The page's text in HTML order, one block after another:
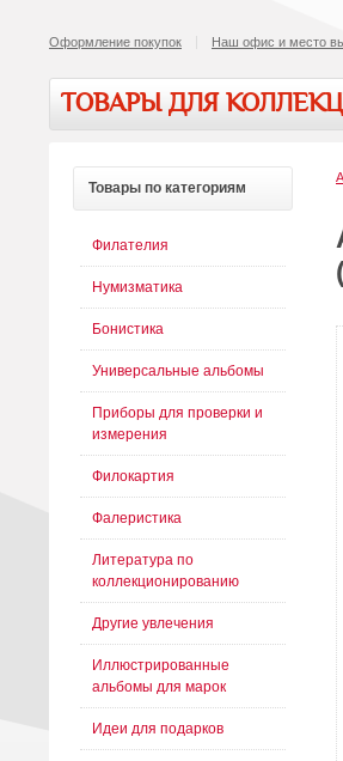
Оформление покупок Наш офис и место
ТОВАРЫ ДЛЯ
Товары по категориям
Филателия
Нумизматика
Бонистика
Универсальные альбомы
Приборы для проверки и
измерения
Филокартия
Фалеристика
Литература по
коллекционированию
Другие увлечения
Иллюстрированные
альбомы для марок
Идеи для подарков